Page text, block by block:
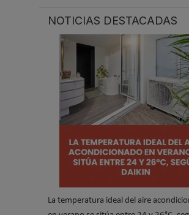
NOTICIAS DESTACADAS
La temperatura ideal del aire